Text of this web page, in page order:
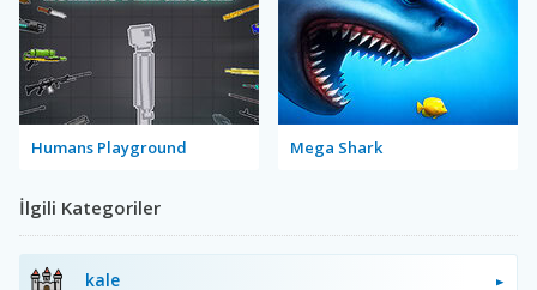
Humans Playground Mega Shark
İlgili Kategoriler
kale